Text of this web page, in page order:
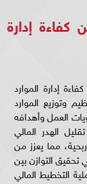
كفاءة إدارة
إدارة الموارد
وتوزيع الموارد
العمل وأهدافه
الهدر المالي
مما يعزز من
تحقيق التوازن بين
التخطيط المالي